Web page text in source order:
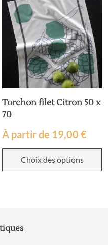
Torchon filet Citron 50 x
70
À partir de 19,00 €
Choix des options